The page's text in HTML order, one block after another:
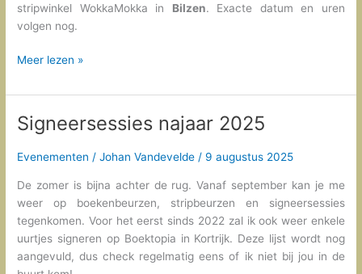
stripwinkel WokkaMokka in Bilzen. Exacte datum en uren
volgen nog.
Wat
er
allemaal
op
najaar?
Meer lezen »
Signeersessies najaar 2025
Evenementen /Johan Vandevelde / 9 augustus 2025
De zomer is bijna achter de rug. Vanaf september kan je me
weer op boekenbeurzen, stripbeurzen en signeersessies
tegenkomen. Voor het eerst sinds 2022 zal ik ook weer enkele
uurtjes signeren op Boektopia in Kortrijk. Deze lijst wordt nog
aangevuld, dus check regelmatig eens of ik niet bij jou in de